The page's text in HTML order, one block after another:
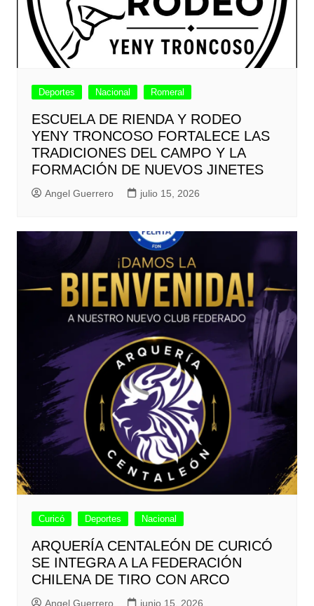
Deportes Nacional Romeral
ESCUELA DE RIENDA Y RODEO
YENY TRONCOSO FORTALECE LAS
TRADICIONES DEL CAMPO Y LA
FORMACIÓN DE NUEVOS JINETES
Angel Guerrero julio 15, 2026
Curicó Deportes Nacional
ARQUERÍA CENTALEÓN DE CURICÓ
SE INTEGRA A LA FEDERACIÓN
CHILENA DE TIRO CON ARCO
Angel Guerrero junio 15, 2026